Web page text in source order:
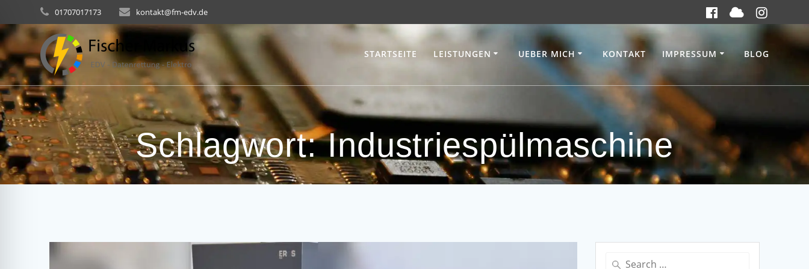
to
content
01707017173 kontakt@fm-edv.de
STARTSEITE LEISTUNGEN UEBER MICH KONTAKT IMPRESSUM BLOG
Schlagwort:Industriespülmaschine
Search